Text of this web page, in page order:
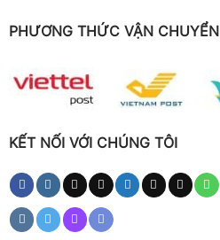
PHƯƠNG THỨC VẬN CHUYỂN
KẾT NỐI VỚI CHÚNG TÔI